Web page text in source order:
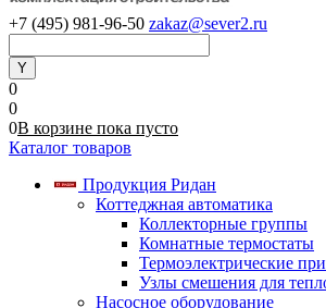
+7 (495) 981-96-50 zakaz@sever2.ru
0
0
0В корзине пока пусто
Каталог товаров
Продукция Ридан
Коттеджная автоматика
Коллекторные группы
Комнатные термостаты
Термоэлектрические
Узлы смешения для
Насосное оборудование